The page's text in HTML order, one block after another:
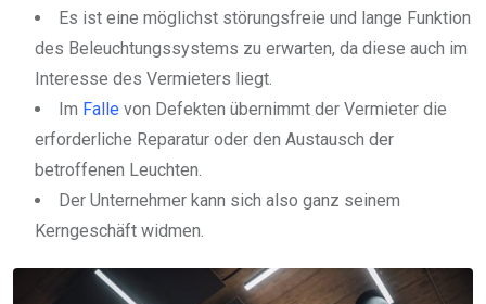
Es ist eine möglichst störungsfreie und lange Funktion
des Beleuchtungssystems zu erwarten, da diese auch im
Interesse des Vermieters liegt.
Im Falle von Defekten übernimmt der Vermieter die
erforderliche Reparatur oder den Austausch der
betroffenen Leuchten.
Der Unternehmer kann sich also ganz seinem
Kerngeschäft widmen.